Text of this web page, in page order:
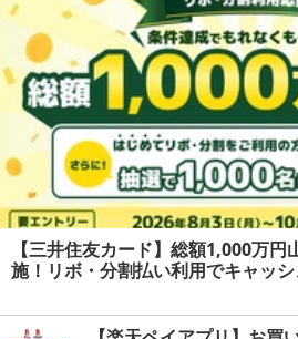
【三井住友カード】総額1,000万
施！リボ・分割払い利用でキャッ